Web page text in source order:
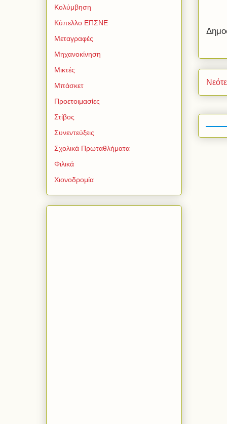
Κολύμβηση
Κύπελλο ΕΠΣΝΕ
Μεταγραφές
Μηχανοκίνηση
Μικτές
Μπάσκετ
Προετοιμασίες
Στίβος
Συνεντεύξεις
Σχολικά Πρωταθλήματα
Φιλικά
Χιονοδρομία